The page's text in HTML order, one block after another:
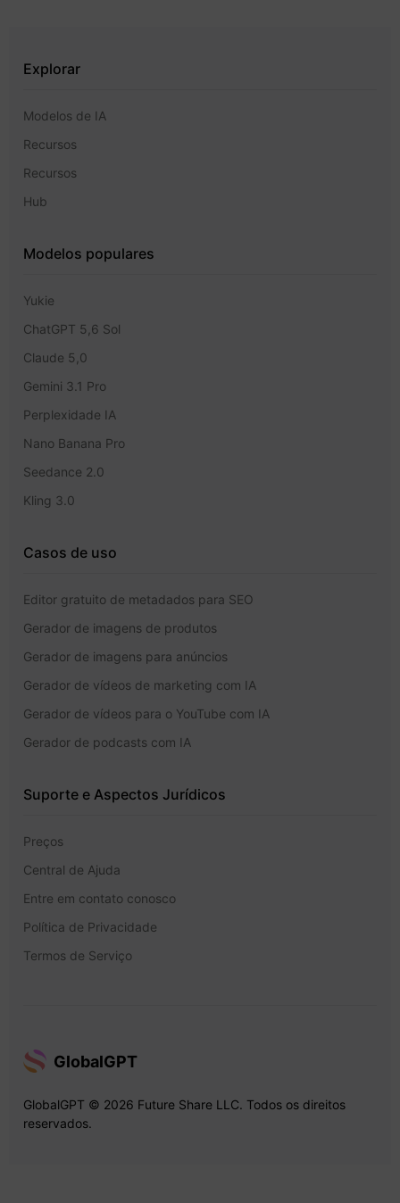
Explorar
Modelos de IA
Recursos
Recursos
Hub
Modelos populares
Yukie
ChatGPT 5,6 Sol
Claude 5,0
Gemini 3.1 Pro
Perplexidade IA
Nano Banana Pro
Seedance 2.0
Kling 3.0
Casos de uso
Editor gratuito de metadados para SEO
Gerador de imagens de produtos
Gerador de imagens para anúncios
Gerador de vídeos de marketing com IA
Gerador de vídeos para o YouTube com IA
Gerador de podcasts com IA
Suporte e Aspectos Jurídicos
Preços
Central de Ajuda
Entre em contato conosco
Política de Privacidade
Termos de Serviço
GlobalGPT
GlobalGPT © 2026 Future Share LLC. Todos os direitos
reservados.